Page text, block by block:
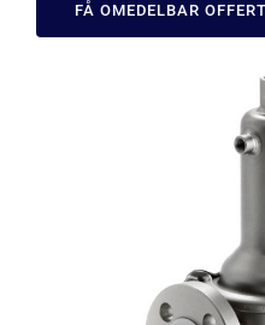
FÅ OMEDELBAR OFFERT